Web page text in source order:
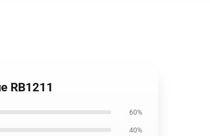
RB1211
60%
40%